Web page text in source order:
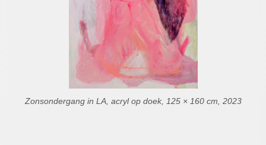
Zonsondergang in LA, acryl op doek, 125 × 160 cm, 2023